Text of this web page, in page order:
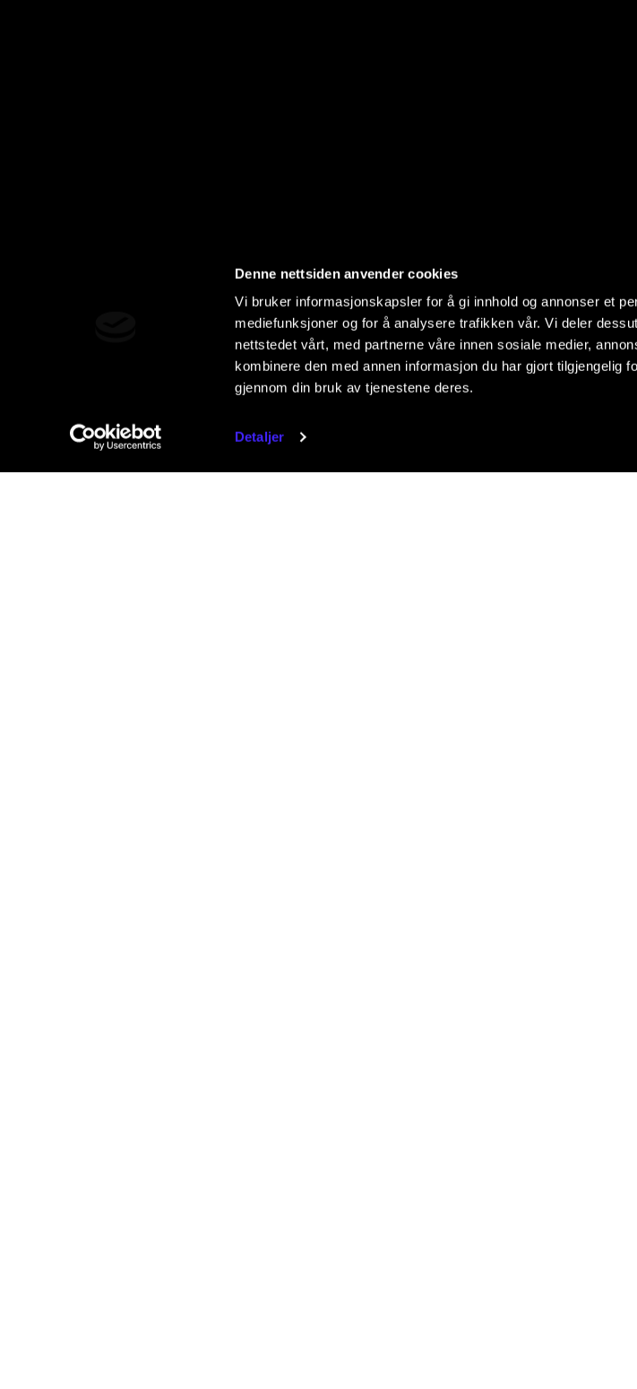
Denne nettsiden anvender cookies
Vi bruker informasjonskapsler for å gi innhold og annonser et
mediefunksjoner og for å analysere trafikken vår. Vi deler
nettstedet vårt, med partnerne våre innen sosiale medier,
kombinere den med annen informasjon du har gjort tilgjengelig
gjennom din bruk av tjenestene deres.
Detaljer